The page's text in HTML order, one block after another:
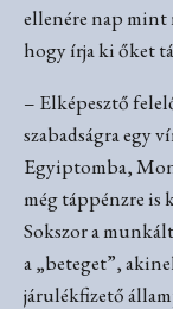
ellenére nap mint
hogy írja ki őket
– Elképesztő
szabadságra egy
Egyiptomba,
még táppénzre is
Sokszor a
a „beteget”,
járulékfizető